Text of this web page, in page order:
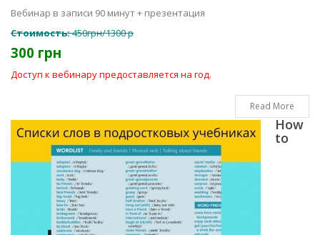
Вебинар в записи 90 минут + презентация
Стоимость:450грн/1300 р
300 грн
Доступ к вебинару предоставляется на год.
Read More
How
to